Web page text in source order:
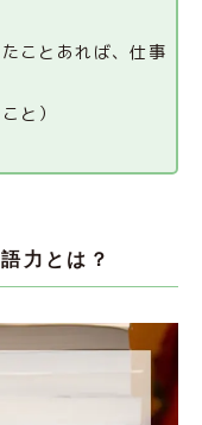
ことあれば、仕事
と）
力とは？